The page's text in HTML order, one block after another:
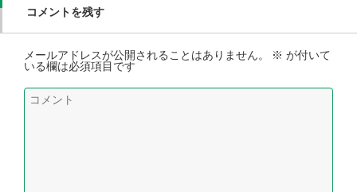
コメントを残す
メールアドレスが公開されることはありません。 ※ が付いて
いる欄は必須項目です